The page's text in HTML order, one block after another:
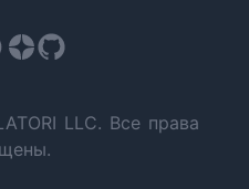
LLC. Все права